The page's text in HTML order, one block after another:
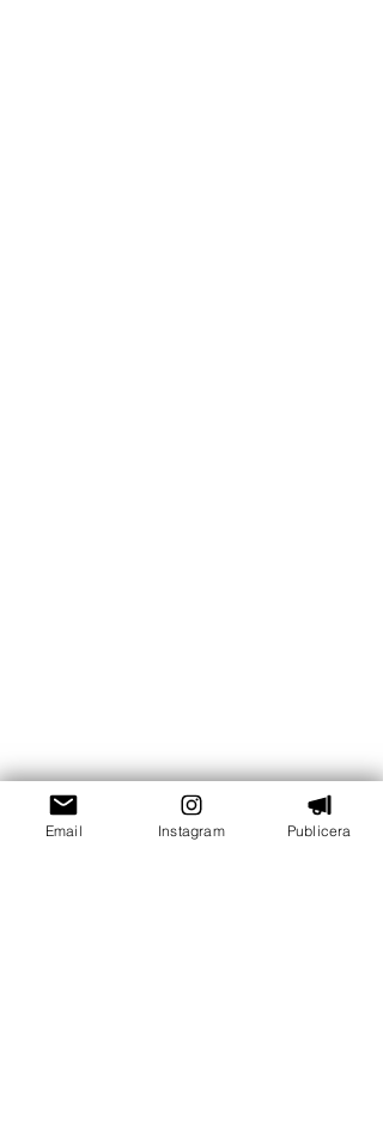
Email Instagram Publicera